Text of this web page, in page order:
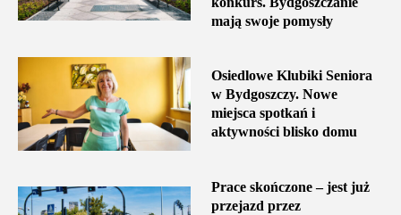
mają swoje pomysły
Osiedlowe Klubiki Seniora
w Bydgoszczy. Nowe
miejsca spotkań i
aktywności blisko domu
Prace skończone – jest już
przejazd przez